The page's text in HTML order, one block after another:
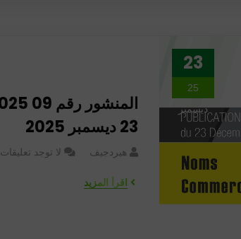
23
25
ديسمبر
23 ديسمبر 2025
هيردجيف لا توجد تعليقات
اقرأ المزيد